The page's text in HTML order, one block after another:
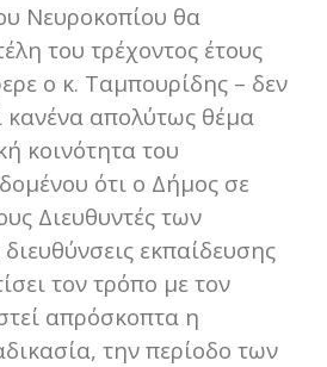
Νευροκοπίου θα
του τρέχοντος έτους
ο κ. Ταμπουρίδης – δεν
κανένα απολύτως θέμα
κοινότητα του
ότι ο Δήμος σε
Διευθυντές των
εκπαίδευσης
τον τρόπο με τον
απρόσκοπτα η
την περίοδο των